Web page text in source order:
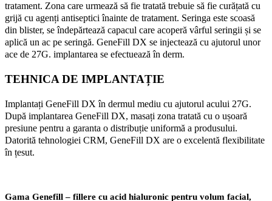
tratament. Zona care urmează să fie tratată trebuie să fie curățată cu
grijă cu agenți antiseptici înainte de tratament. Seringa este scoasă
din blister, se îndepărtează capacul care acoperă vârful seringii și se
aplică un ac pe seringă. GeneFill DX se injectează cu ajutorul unor
ace de 27G. implantarea se efectuează în derm.
TEHNICA DE IMPLANTAȚIE
Implantați GeneFill DX în dermul mediu cu ajutorul acului 27G.
După implantarea GeneFill DX, masați zona tratată cu o ușoară
presiune pentru a garanta o distribuție uniformă a produsului.
Datorită tehnologiei CRM, GeneFill DX are o excelentă flexibilitate
în țesut.
Gama Genefill – fillere cu acid hialuronic pentru volum facial,